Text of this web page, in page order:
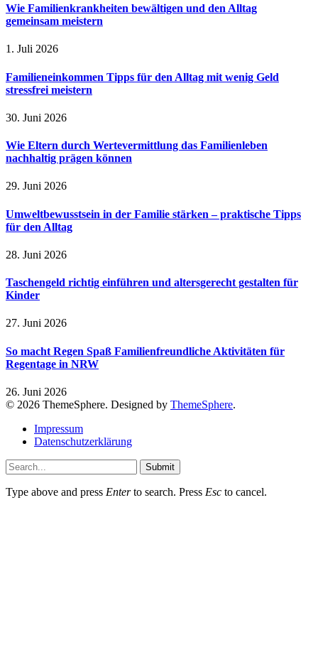
Wie Familienkrankheiten bewältigen und den Alltag
gemeinsam meistern
1. Juli 2026
Familieneinkommen Tipps für den Alltag mit wenig Geld
stressfrei meistern
30. Juni 2026
Wie Eltern durch Wertevermittlung das Familienleben
nachhaltig prägen können
29. Juni 2026
Umweltbewusstsein in der Familie stärken – praktische Tipps
für den Alltag
28. Juni 2026
Taschengeld richtig einführen und altersgerecht gestalten für
Kinder
27. Juni 2026
So macht Regen Spaß Familienfreundliche Aktivitäten für
Regentage in NRW
26. Juni 2026
© 2026 ThemeSphere. Designed by ThemeSphere.
Impressum
Datenschutzerklärung
Submit
Type above and press Enterto search. Press Esc to cancel.